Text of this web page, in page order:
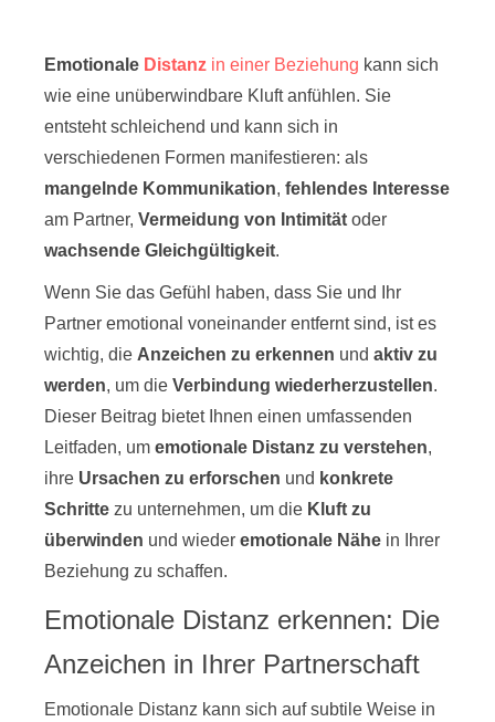
Emotionale Distanz in einer Beziehung kann sich
wie eine unüberwindbare Kluft anfühlen. Sie
entsteht schleichend und kann sich in
verschiedenen Formen manifestieren: als
mangelnde Kommunikation, fehlendes Interesse
am Partner, Vermeidung von Intimität oder
wachsende Gleichgültigkeit.
Wenn Sie das Gefühl haben, dass Sie und Ihr
Partner emotional voneinander entfernt sind, ist es
wichtig, die Anzeichen zu erkennen und aktiv zu
werden, um die Verbindung wiederherzustellen.
Dieser Beitrag bietet Ihnen einen umfassenden
Leitfaden, um emotionale Distanz zu verstehen,
ihre Ursachen zu erforschen und konkrete
Schritte zu unternehmen, um die Kluft zu
überwinden und wieder emotionale Nähe in Ihrer
Beziehung zu schaffen.
Emotionale Distanz erkennen: Die
Anzeichen in Ihrer Partnerschaft
Emotionale Distanz kann sich auf subtile Weise in